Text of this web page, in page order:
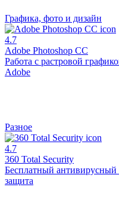
Графика, фото и дизайн
4.7
Adobe Photoshop CC
Работа с растровой
Adobe
Разное
4.7
360 Total Security
Бесплатный антивирусный
защита